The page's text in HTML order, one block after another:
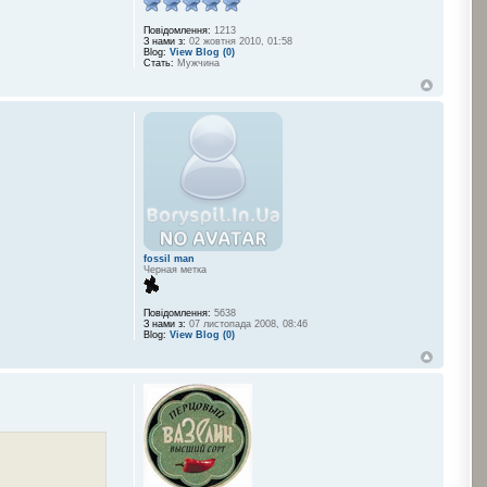
Повідомлення: 1213
З нами з: 02 жовтня 2010, 01:58
Blog: View Blog (0)
Стать: Мужчина
fossil man
Черная метка
Повідомлення: 5638
З нами з: 07 листопада 2008, 08:46
Blog: View Blog (0)